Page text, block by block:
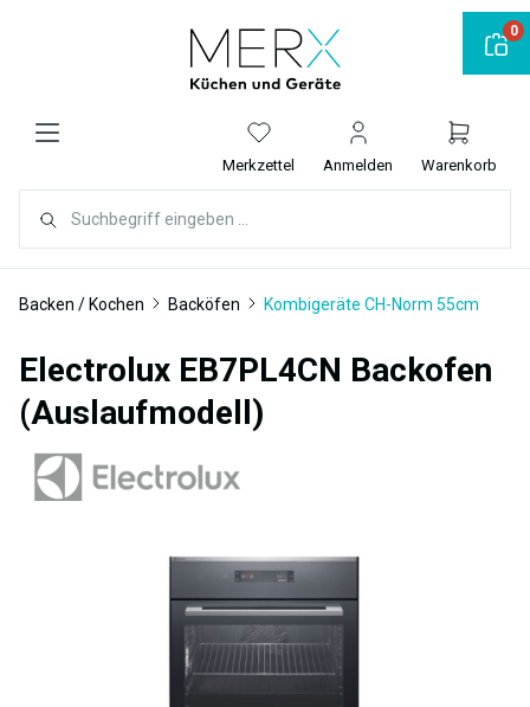
Merkzettel Anmelden Warenkorb
Backen / Kochen Backöfen Kombigeräte CH-Norm 55cm
Electrolux EB7PL4CN Backofen
(Auslaufmodell)
Bildergalerie überspringen
0